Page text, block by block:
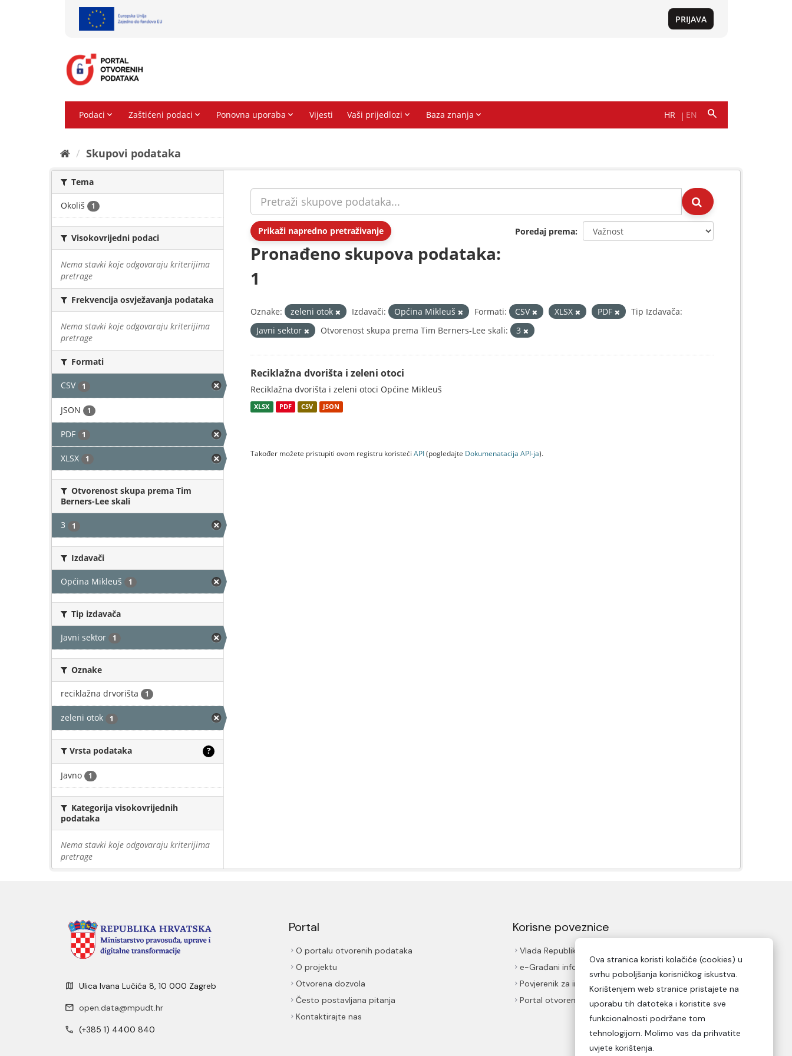
Skupovi podаtаkа
Tema
Okoliš 1
Visokovrijedni podaci
Nema stavki koje odgovaraju kriterijima
pretrage
Frekvencija osvježavanja podataka
Nema stavki koje odgovaraju kriterijima
pretrage
Formati
CSV 1
JSON 1
PDF 1
XLSX 1
Otvorenost skupa prema Tim
Berners-Lee skali
3 1
Izdavači
Općina Mikleuš 1
Tip izdavača
Javni sektor 1
Oznake
reciklažna drvorišta 1
zeleni otok 1
Vrsta podataka ?
Javno 1
Kategorija visokovrijednih
podataka
Nema stavki koje odgovaraju kriterijima
pretrage
Prikaži napredno pretraživanje Poredaj prema
Pronađeno skupova podataka:
1
Oznake: zeleni otok Izdavači: Općina Mikleuš Formati: CSV XLSX PDF
Tip Izdavača:
Javni sektor
Otvorenost skupa prema Tim Berners-Lee skali: 3
Reciklažna dvorišta i zeleni otoci
Reciklažna dvorišta i zeleni otoci Općine Mikleuš
XLSX PDF CSV JSON
Također možete pristupiti ovom registru koristeći API(pogledajte Dokumenаtаcijа API-jа).